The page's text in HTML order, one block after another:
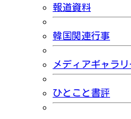
報道資料
韓国関連行事
メディアギャラリ
ひとこと書評